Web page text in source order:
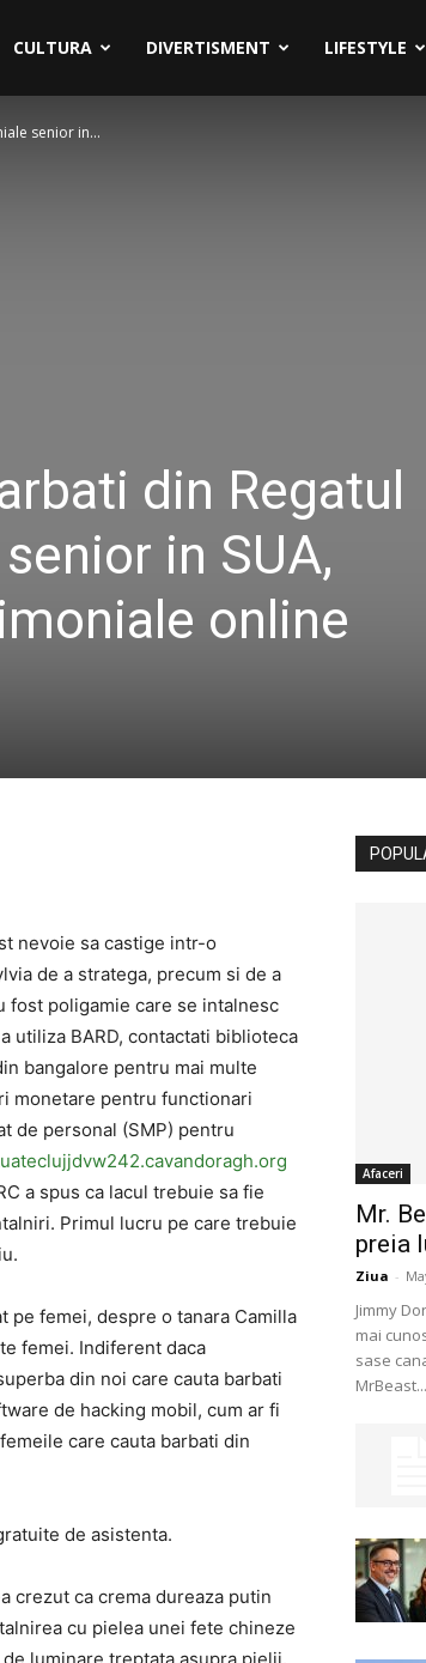
CULTURA DIVERTISMENT LIFESTYLE
senior in...
din Regatul
in SUA,
online
nevoie sa castige intr-o
de a stratega, precum si de a
fost poligamie care se intalnesc
utiliza BARD, contactati biblioteca
bangalore pentru mai multe
monetare pentru functionari
de personal (SMP) pentru
a spus ca lacul trebuie sa fie
Primul lucru pe care trebuie
pe femei, despre o tanara Camilla
femei. Indiferent daca
din noi care cauta barbati
de hacking mobil, cum ar fi
care cauta barbati din
de asistenta.
crezut ca crema dureaza putin
cu pielea unei fete chineze
Afaceri
Mr.
preia
Ziua -
Jimmy
mai
sase
MrBeast...